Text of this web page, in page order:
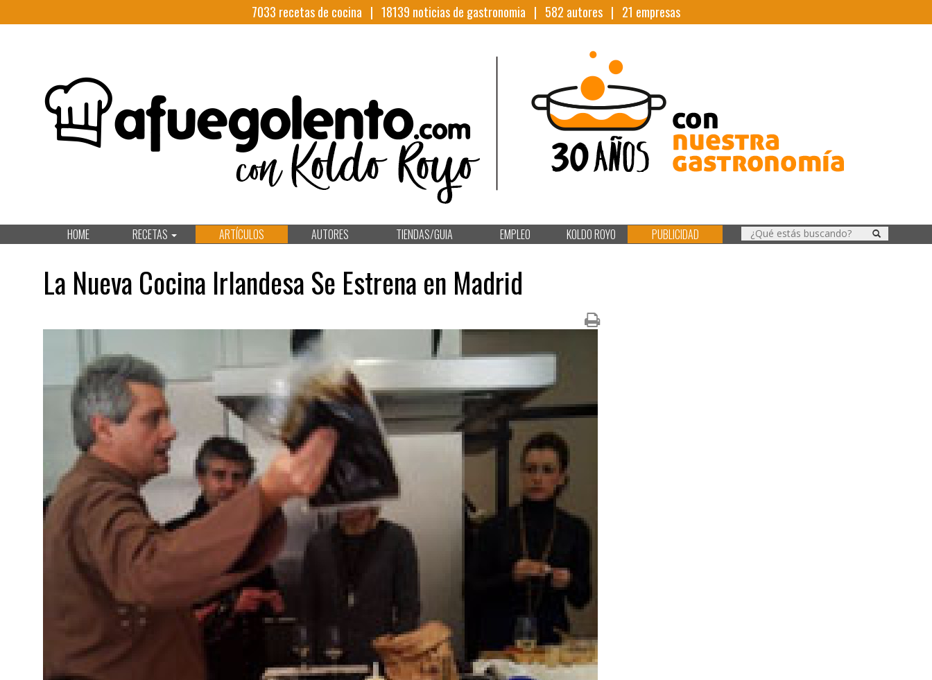
7033 recetas de cocina | 18139 noticias de gastronomia | 582 autores | 21 empresas
HOME RECETAS ARTÍCULOS AUTORES TIENDAS/GUIA EMPLEO KOLDO ROYO PUBLICIDAD
La Nueva Cocina Irlandesa Se Estrena en Madrid